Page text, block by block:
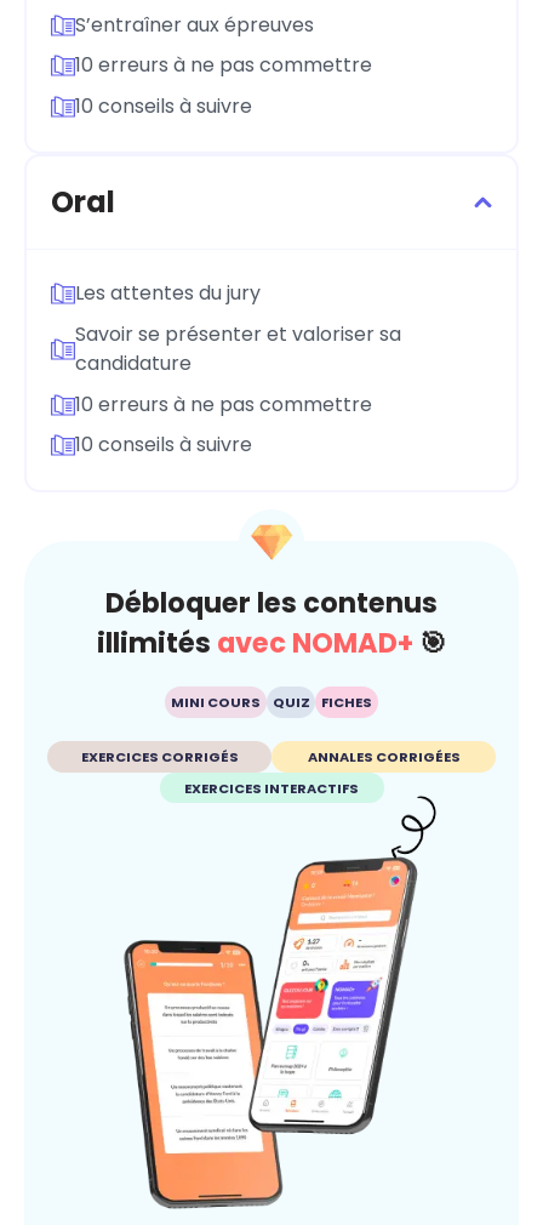
S’entraîner aux épreuves
10 erreurs à ne pas commettre
10 conseils à suivre
Oral
Les attentes du jury
Savoir se présenter et valoriser sa
candidature
10 erreurs à ne pas commettre
10 conseils à suivre
Débloquer les contenus
illimités avec NOMAD+ 🎯
MINI COURS QUIZ FICHES
EXERCICES CORRIGÉS
ANNALES CORRIGÉES
EXERCICES INTERACTIFS